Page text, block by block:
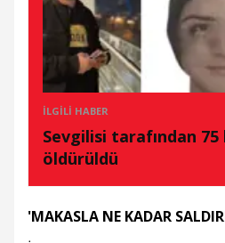
İLGILI HABER
Sevgilisi tarafından 75
öldürüldü
'MAKASLA NE KADAR